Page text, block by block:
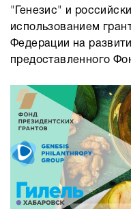
"Генезис" и
использованием
Федерации на
предоставленного